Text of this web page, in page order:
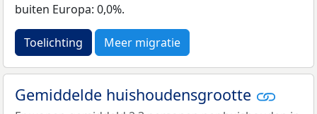
buiten Europa: 0,0%.
Toelichting Meer migratie
Gemiddelde huishoudensgrootte